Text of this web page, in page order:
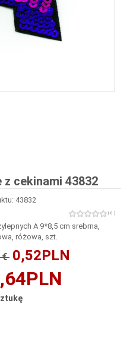
cekinami 43832
43832
( 0 )
A 9*8,5 cm srebrna,
różowa, szt.
€ 0,52PLN